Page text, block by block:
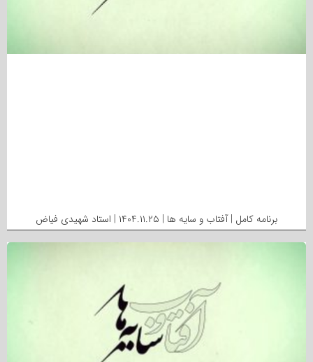
برنامه کامل | آفتاب و سایه ها | ۱۴۰۴.۱۱.۲۵ | استاد شهیدی فیاض